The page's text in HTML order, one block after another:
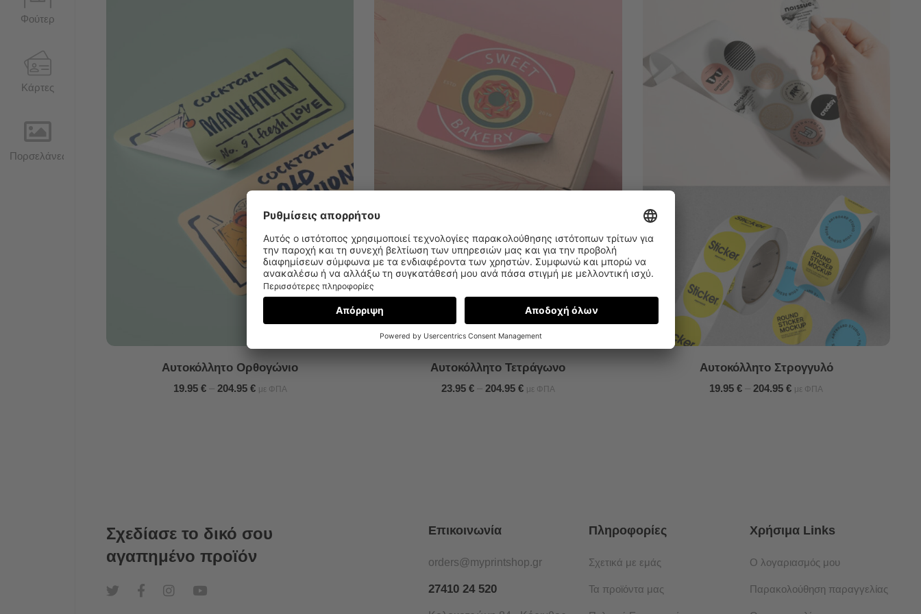
Φούτερ
Κάρτες
Πορσελάνες
Αυτοκόλλητο Ορθογώνιο
19.95 € – 204.95 € με ΦΠΑ
Αυτοκόλλητο Τετράγωνο
23.95 € – 204.95 € με ΦΠΑ
Αυτοκόλλητο Στρογγυλό
19.95€ – 204.95€ με ΦΠΑ
Σχεδίασε το δικό σου
αγαπημένο προϊόν
Επικοινωνία
orders@myprintshop.gr
27410 24 520
Πληροφορίες
Σχετικά με εμάς
Τα προϊόντα μας
Χρήσιμα Links
Ο λογαριασμός μου
Παρακολούθηση παραγγελίας